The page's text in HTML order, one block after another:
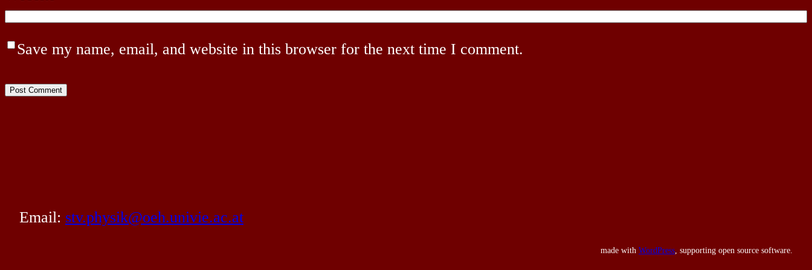
Save my name, email, and website in this browser for the next time I comment.
Email: stv.physik@oeh.univie.ac.at
made with WordPress, supporting open source software.